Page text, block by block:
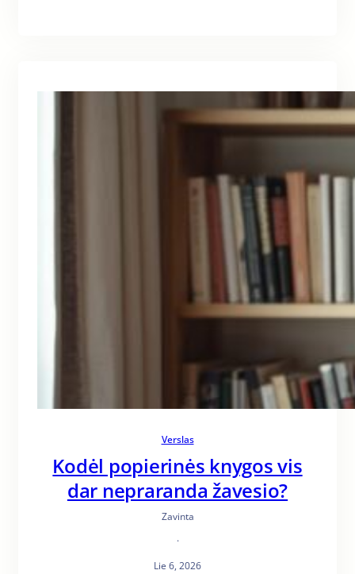
Verslas
Kodėl popierinės knygos vis
dar nepraranda žavesio?
Zavinta
·
Lie 6, 2026